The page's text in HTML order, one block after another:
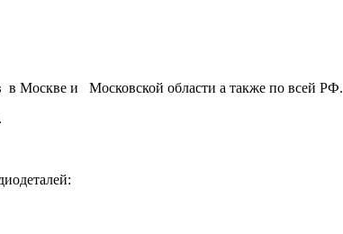
в Москве и Московской области а также по всей РФ.